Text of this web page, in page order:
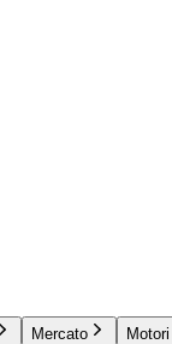
Mercato Motori